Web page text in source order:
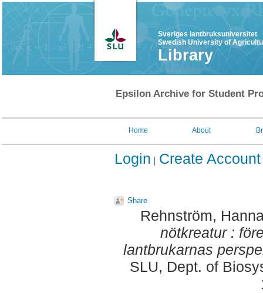
Sveriges lantbruksuniversitet
Swedish University of
Library
Epsilon Archive for Student
Home About
Login Create Account
Share
Rehnström,
nötkreatur :
lantbrukarnas
SLU, Dept. of